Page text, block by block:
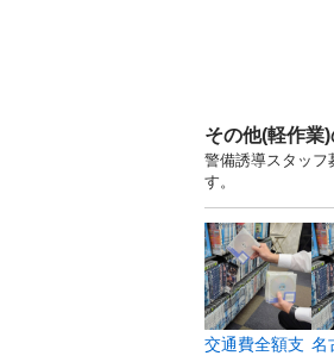
その他(軽作業
警備誘導スタッフ
す。
交通費全額支 名